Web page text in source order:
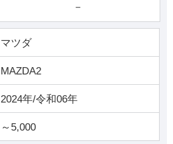
－
マツダ
MAZDA2
2024年/令和06年
～5,000